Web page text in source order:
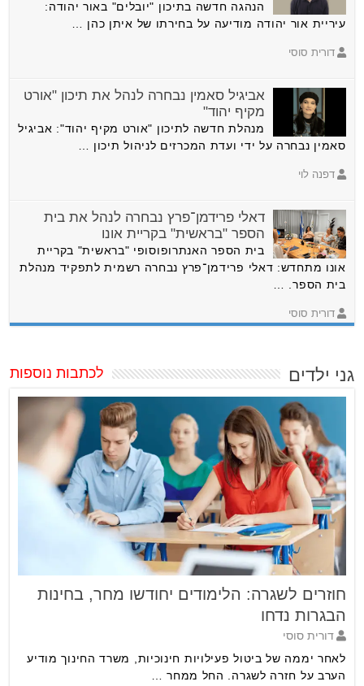
הנהגה חדשה בתיכון "יובלים" באור יהודה:
עיריית אור יהודה מודיעה על בחירתו של איתן כהן …
דורית סוסי
אביגיל סאמין נבחרה לנהל את תיכון "אורט
מקיף יהוד"
מנהלת חדשה לתיכון "אורט מקיף יהוד": אביגיל
סאמין נבחרה על ידי ועדת המכרזים לניהול תיכון …
דפנה לוי
דאלי פרידמן־פרץ נבחרה לנהל את בית
הספר "בראשית" בקריית אונו
בית הספר האנתרופוסופי "בראשית" בקריית
אונו מתחדש: דאלי פרידמן־פרץ נבחרה רשמית לתפקיד מנהלת
בית הספר. …
דורית סוסי
גני ילדים לכתבות נוספות
חוזרים לשגרה: הלימודים יחודשו מחר, בחינות
הבגרות נדחו
דורית סוסי
לאחר יממה של ביטול פעילויות חינוכיות, משרד החינוך מודיע
הערב על חזרה לשגרה. החל ממחר …